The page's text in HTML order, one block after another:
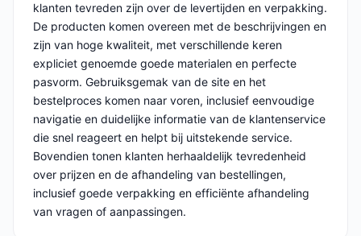
klanten tevreden zijn over de levertijden en verpakking.
De producten komen overeen met de beschrijvingen en
zijn van hoge kwaliteit, met verschillende keren
expliciet genoemde goede materialen en perfecte
pasvorm. Gebruiksgemak van de site en het
bestelproces komen naar voren, inclusief eenvoudige
navigatie en duidelijke informatie van de klantenservice
die snel reageert en helpt bij uitstekende service.
Bovendien tonen klanten herhaaldelijk tevredenheid
over prijzen en de afhandeling van bestellingen,
inclusief goede verpakking en efficiënte afhandeling
van vragen of aanpassingen.